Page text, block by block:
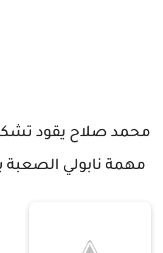
محمد صلاح يقود
مهمة نابولي الصعبة